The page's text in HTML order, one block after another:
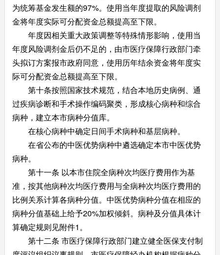
为统筹基金发生额的97%。使用当年度提取的风险调剂
金将年度实际可分配资金总额提高至下限。
年度因相关重大政策调整等特殊情形影响，使用当
年度风险调剂金后仍不足的，由市医疗保障行政部门牵
头拟订方案报市政府同意，使用历年结余资金将年度实
际可分配资金总额提高至下限。
第十条按照国家技术规范，结合本地历史病例、通
过疾病诊断和手术操作编码聚类，形成核心病种和综合
病种，建立本市病种分值库。
在核心病种中确定日间手术病种和基层病种。
在省公布的中医优势病种中遴选确定本市中医优势
病种。
第十一条 以本市住院全病种次均医疗费用作为基
准，按其他病种次均医疗费用与全病种次均医疗费用的
比例关系计算各病种分值。中医优势病种分值在相应的
病种分值基础上给予20%加权倾斜。病种及分值具体计
算确定规则见附件1。
第十二条 市医疗保障行政部门建立健全医保支付制